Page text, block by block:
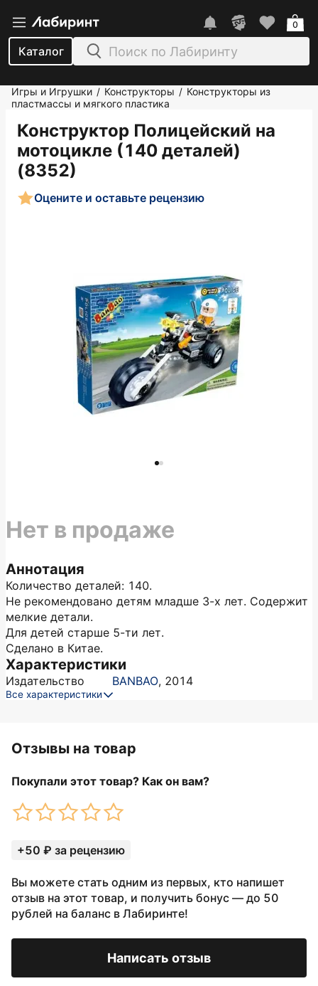
Каталог
0
Игры и Игрушки / Конструкторы / Конструкторы из
пластмассы и мягкого пластика
Конструктор Полицейский на
мотоцикле (140 деталей)
(8352)
Оцените и оставьте рецензию
Аннотация
Количество деталей: 140.
Не рекомендовано детям младше 3-х лет. Содержит
мелкие детали.
Для детей старше 5-ти лет.
Сделано в Китае.
Характеристики
Издательство BANBAO, 2014
Все характеристики
Нет в продаже
Отзывы на товар
Покупали этот товар? Как он вам?
+50 ₽ за рецензию
Вы можете стать одним из первых, кто напишет
отзыв на этот товар, и получить бонус — до 50
рублей на баланс в Лабиринте!
Написать отзыв